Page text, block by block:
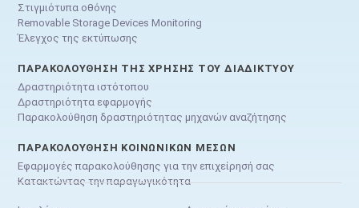
Στιγμιότυπα οθόνης
Removable Storage Devices Monitoring
Έλεγχος της εκτύπωσης
ΠΑΡΑΚΟΛΟΎΘΗΣΗ ΤΗΣ ΧΡΉΣΗΣ ΤΟΥ ΔΙΑΔΙΚΤΎΟΥ
Δραστηριότητα ιστότοπου
Δραστηριότητα εφαρμογής
Παρακολούθηση δραστηριότητας μηχανών αναζήτησης
ΠΑΡΑΚΟΛΟΎΘΗΣΗ ΚΟΙΝΩΝΙΚΏΝ ΜΈΣΩΝ
Εφαρμογές παρακολούθησης για την επιχείρησή σας
Κατακτώντας την παραγωγικότητα